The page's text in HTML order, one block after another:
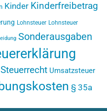
Kinder Kinderfreibetrag
Lohnsteuer Lohnsteuer
Sonderausgaben
Steuerrecht Umsatzsteuer
§ 35a